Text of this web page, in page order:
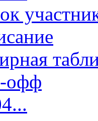
офф